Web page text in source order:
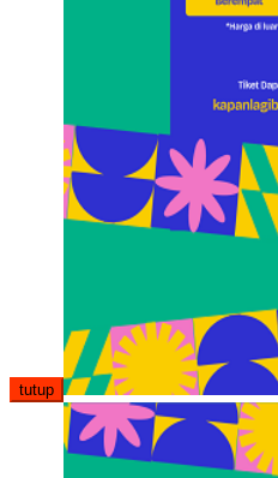
tutup